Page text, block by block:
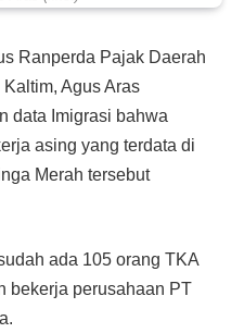
Ranperda Pajak Daerah
Agus Aras
data Imigrasi bahwa
asing yang terdata di
Merah terse­but
ada 105 orang TKA
beker­ja perusahaan PT